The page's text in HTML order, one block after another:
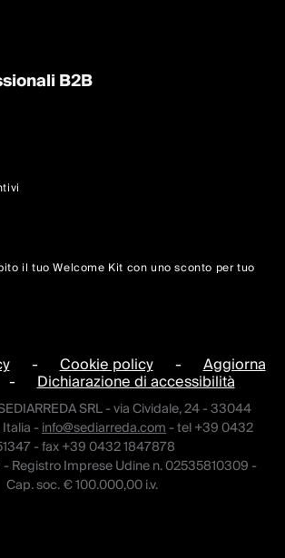
B2B
il tuo Welcome Kit con uno sconto per tuo
- Cookie policy - Aggiorna
- Dichiarazione di accessibilità
SRL - via Cividale, 24 - 33044
Italia -info@sediarreda.com- tel +39 0432
- fax +39 0432 1847878
Registro Imprese Udine n. 02535810309 -
Cap. soc. € 100.000,00 i.v.